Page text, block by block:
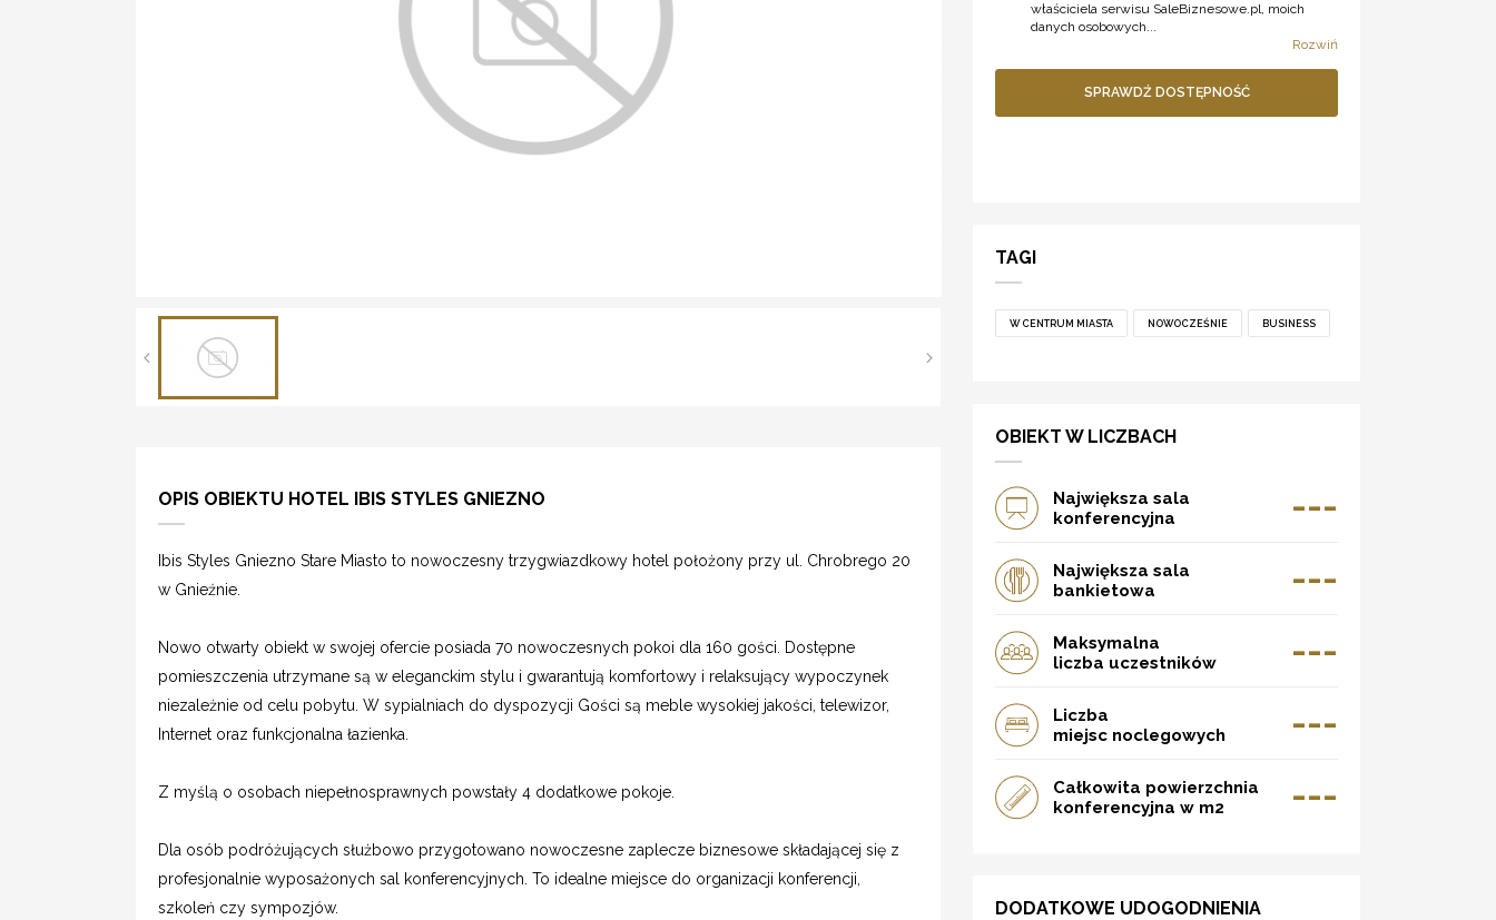
OPIS OBIEKTU HOTEL IBIS STYLES GNIEZNO
Ibis Styles Gniezno Stare Miasto to nowoczesny trzygwiazdkowy hotel położony przy ul. Chrobrego 20
w Gnieźnie.
Nowo otwarty obiekt w swojej ofercie posiada 70 nowoczesnych pokoi dla 160 gości. Dostępne
pomieszczenia utrzymane są w eleganckim stylu i gwarantują komfortowy i relaksujący wypoczynek
niezależnie od celu pobytu. W sypialniach do dyspozycji Gości są meble wysokiej jakości, telewizor,
Internet oraz funkcjonalna łazienka.
Z myślą o osobach niepełnosprawnych powstały 4 dodatkowe pokoje.
Dla osób podróżujących służbowo przygotowano nowoczesne zaplecze biznesowe składającej się z
profesjonalnie wyposażonych sal konferencyjnych. To idealne miejsce do organizacji konferencji,
szkoleń czy sympozjów.
właściciela serwisu SaleBiznesowe.pl, moich
danych osobowych...
Rozwiń
SPRAWDŹ DOSTĘPNOŚĆ
TAGI
W CENTRUM MIASTA NOWOCZEŚNIE BUSINESS
OBIEKT W LICZBACH
Największa sala
konferencyjna
---
Największa sala
bankietowa
---
Maksymalna
liczba uczestników
---
Liczba
miejsc noclegowych
---
Całkowita powierzchnia
konferencyjna w m2
---
DODATKOWE UDOGODNIENIA